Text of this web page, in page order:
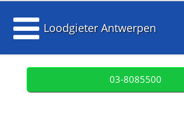
Loodgieter Antwerpen
03-8085500